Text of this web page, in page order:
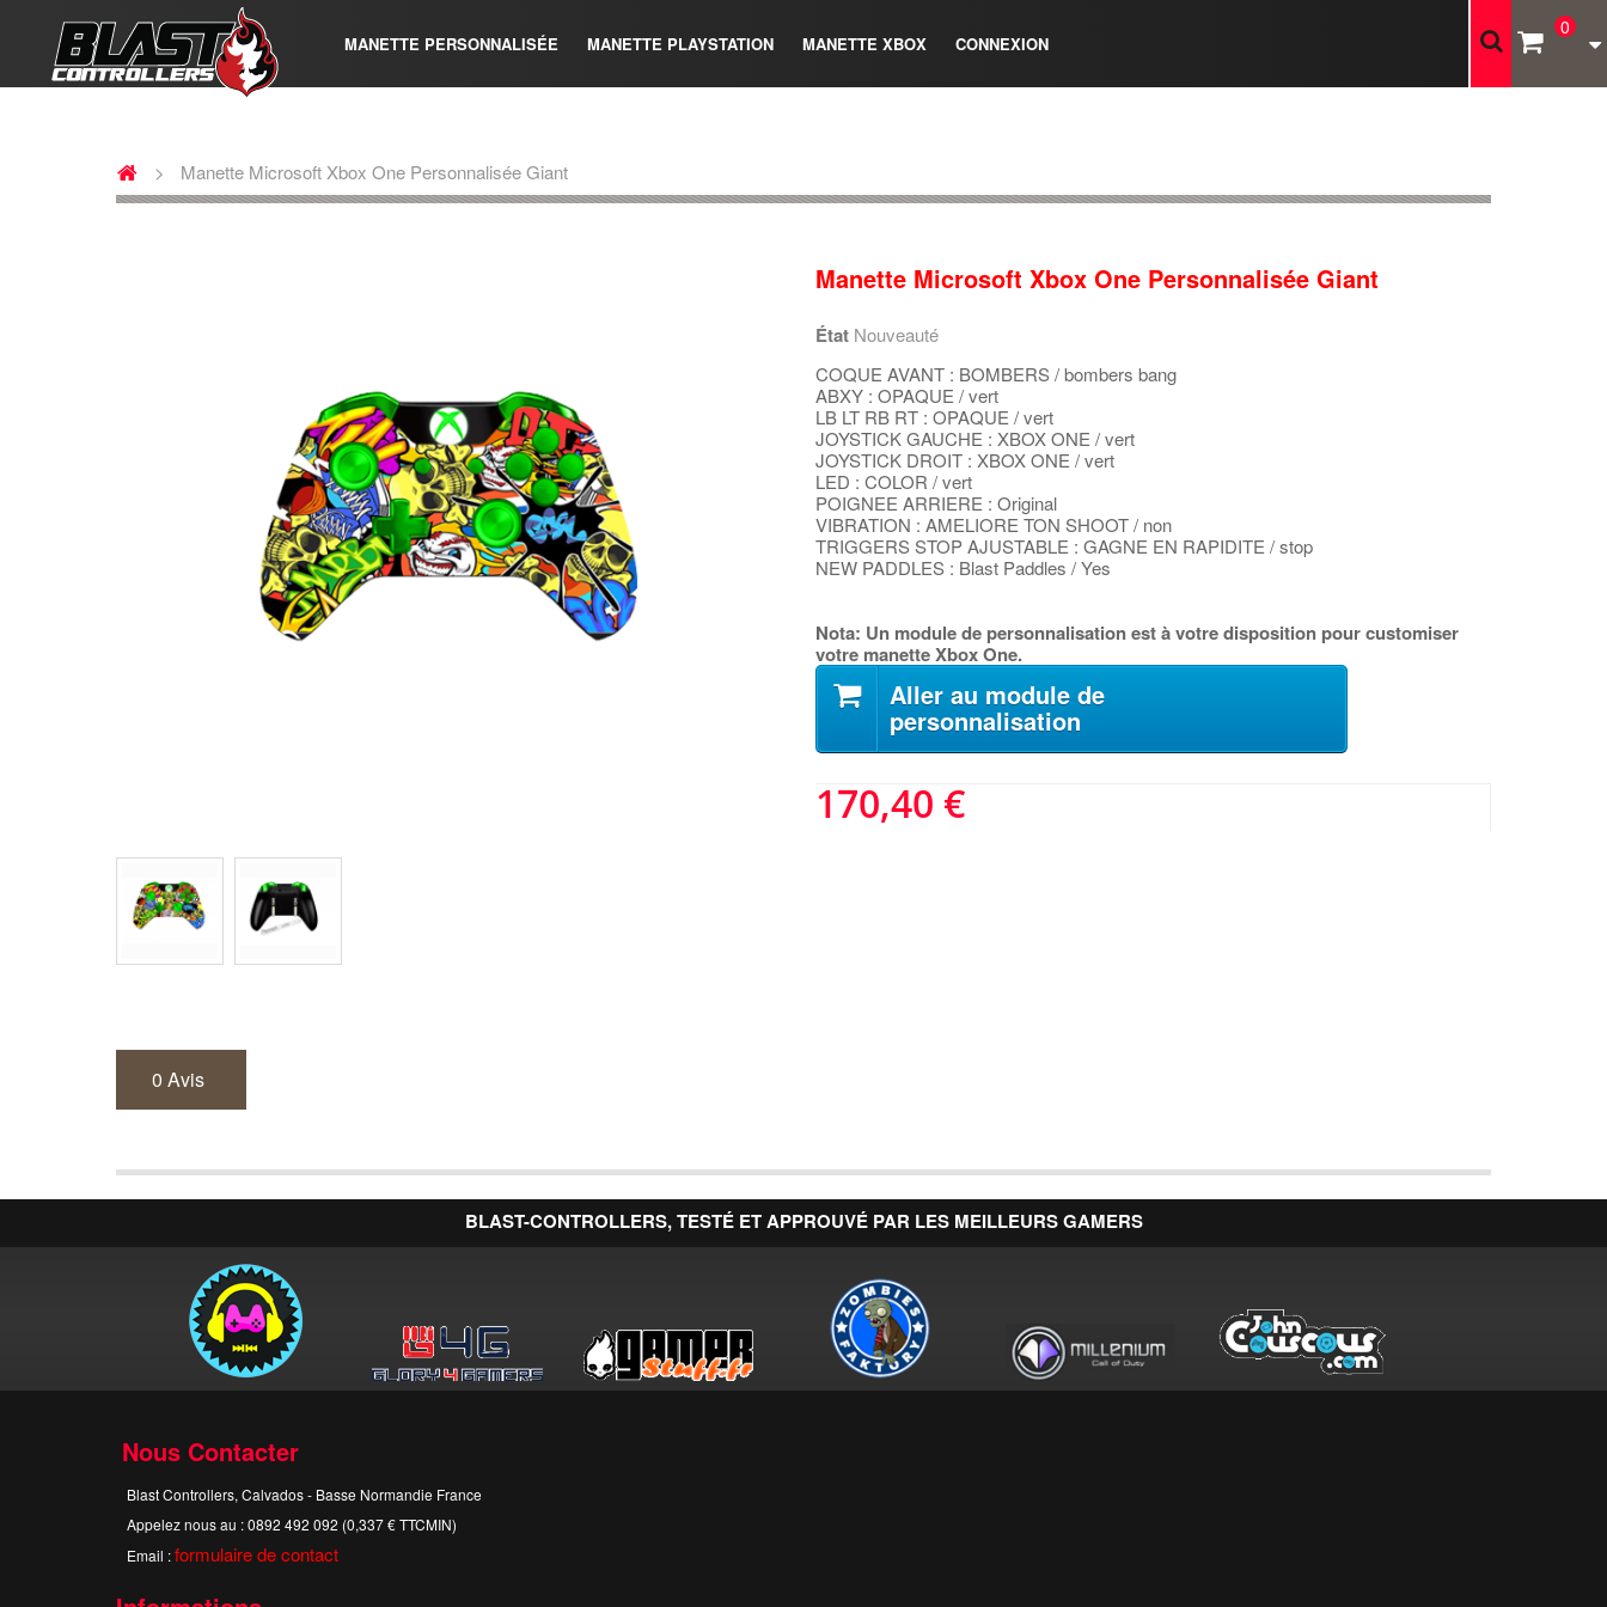
MANETTE PERSONNALISÉE MANETTE PLAYSTATION MANETTE XBOX CONNEXION
0
> Manette Microsoft Xbox One Personnalisée Giant
Manette Microsoft Xbox One Personnalisée Giant
État Nouveauté
COQUE AVANT : BOMBERS / bombers bang
ABXY : OPAQUE / vert
LB LT RB RT : OPAQUE / vert
JOYSTICK GAUCHE : XBOX ONE / vert
JOYSTICK DROIT : XBOX ONE / vert
LED : COLOR / vert
POIGNEE ARRIERE : Original
VIBRATION : AMELIORE TON SHOOT / non
TRIGGERS STOP AJUSTABLE : GAGNE EN RAPIDITE / stop
NEW PADDLES : Blast Paddles / Yes
Nota: Un module de personnalisation est à votre disposition pour customiser
votre manette Xbox One.
Aller au module de
personnalisation
170,40 €
0 Avis
Nous Contacter
Blast Controllers, Calvados - Basse Normandie France
Appelez nous au :0892 492 092 (0,337 € TTCMIN)
Email :formulaire de contact
BLAST-CONTROLLERS, TESTÉ ET APPROUVÉ PAR LES MEILLEURS GAMERS